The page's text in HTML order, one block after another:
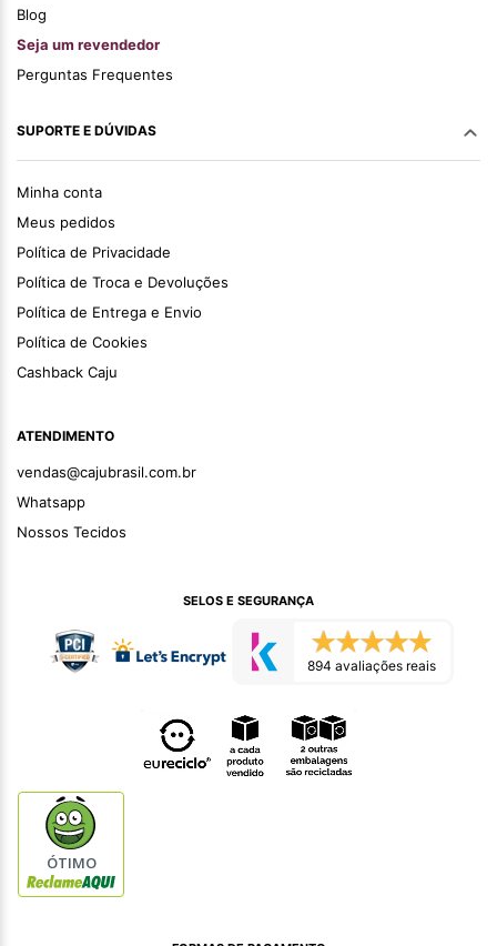
Blog
Seja um revendedor
Perguntas Frequentes
SUPORTE E DÚVIDAS
Minha conta
Meus pedidos
Política de Privacidade
Política de Troca e Devoluções
Política de Entrega e Envio
Política de Cookies
Cashback Caju
ATENDIMENTO
vendas@cajubrasil.com.br
Whatsapp
Nossos Tecidos
SELOS E SEGURANÇA
894 avaliações reais
ÓTIMO